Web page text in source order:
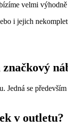
velmi
i jejich
se
v outletu?